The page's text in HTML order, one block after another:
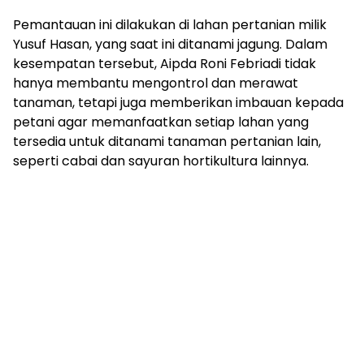
Pemantauan ini dilakukan di lahan pertanian milik
Yusuf Hasan, yang saat ini ditanami jagung. Dalam
kesempatan tersebut, Aipda Roni Febriadi tidak
hanya membantu mengontrol dan merawat
tanaman, tetapi juga memberikan imbauan kepada
petani agar memanfaatkan setiap lahan yang
tersedia untuk ditanami tanaman pertanian lain,
seperti cabai dan sayuran hortikultura lainnya.